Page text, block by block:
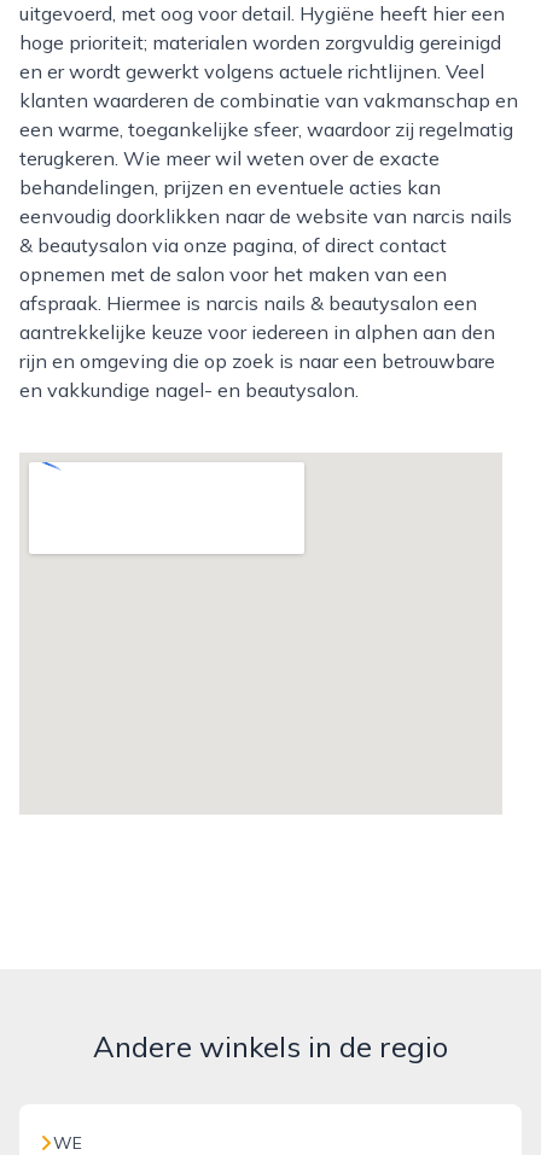
uitgevoerd, met oog voor detail. Hygiëne heeft hier een
hoge prioriteit; materialen worden zorgvuldig gereinigd
en er wordt gewerkt volgens actuele richtlijnen. Veel
klanten waarderen de combinatie van vakmanschap en
een warme, toegankelijke sfeer, waardoor zij regelmatig
terugkeren. Wie meer wil weten over de exacte
behandelingen, prijzen en eventuele acties kan
eenvoudig doorklikken naar de website van narcis nails
& beautysalon via onze pagina, of direct contact
opnemen met de salon voor het maken van een
afspraak. Hiermee is narcis nails & beautysalon een
aantrekkelijke keuze voor iedereen in alphen aan den
rijn en omgeving die op zoek is naar een betrouwbare
en vakkundige nagel- en beautysalon.
Andere winkels in de regio
WE